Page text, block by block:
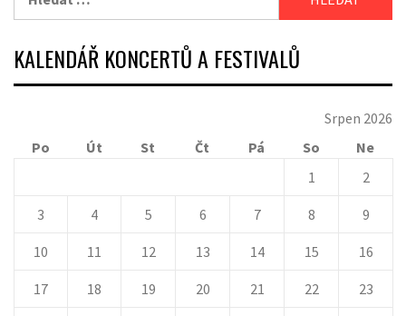
KALENDÁŘ KONCERTŮ A FESTIVALŮ
Srpen 2026
Po
Út St Čt Pá So
Ne
1
2
3 4 5 6 7 8 9
10 11 12 13 14 15 16
17 18 19 20 21 22 23